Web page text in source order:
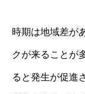
時期は地域差が
クが来ることが
ると発生が促進